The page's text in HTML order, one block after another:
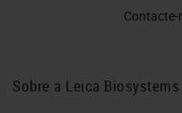
Contacte-
Sobre a Leica Biosystems